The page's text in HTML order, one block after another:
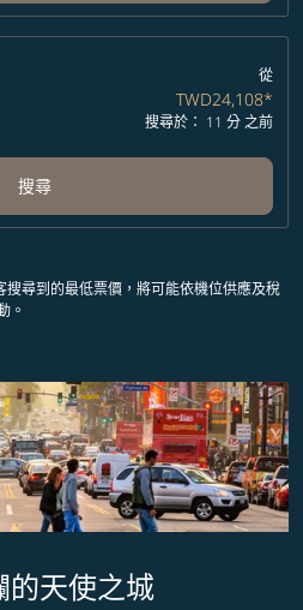
從
TWD24,108*
搜尋於： 11 分 之前
搜尋
尋到的最低票價，將可能依機位供應及稅
。
的天使之城